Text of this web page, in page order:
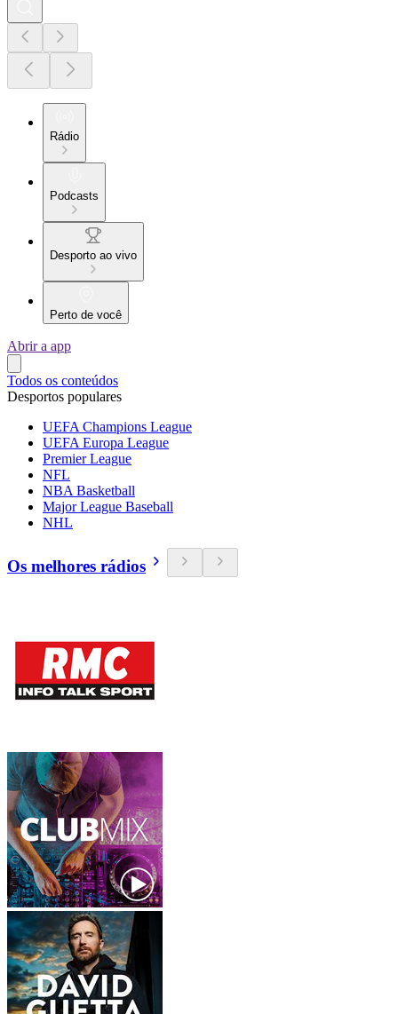
Rádio
Podcasts
Desporto ao vivo
Perto de você
Abrir a app
Todos os conteúdos
Desportos populares
UEFA Champions League
UEFA Europa League
Premier League
NFL
NBA Basketball
Major League Baseball
NHL
Os melhores rádios